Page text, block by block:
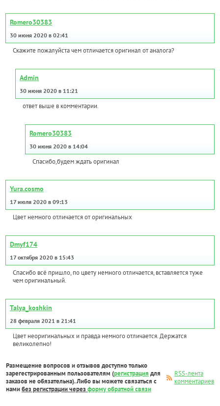
Romero30383
30 июня 2020 в 02:41
Скажите пожалуйста чем отличается оригинал от аналога?
Admin
30 июня 2020 в 11:21
ответ выше в комментарии.
Romero30383
30 июня 2020 в 14:04
Спасибо,будем ждать оригинал
Yura.cosmo
17 июля 2020 в 09:13
Цвет немного отличается от оригинальных
Dmyf174
17 октября 2020 в 15:43
Спасибо всё пришло, по цвету немного отличается, вставляется туже
чем оригинальный.
Talya_koshkin
28 февраля 2021 в 21:41
Цвет неоригинальных и правда немного отличается. Держатся
великолепно!
Размещение вопросов и отзывов доступно только
зарегестрированным пользователям (регистрация для
заказов не обязательна). Либо вы можете связаться с
намибез регистрации через форму обратной связи
RSS-лента
комментариев